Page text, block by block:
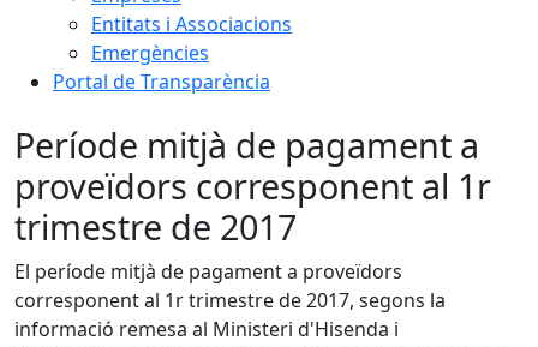
Entitats i Associacions
Emergències
Portal de Transparència
Període mitjà de pagament a
proveïdors corresponent al 1r
trimestre de 2017
El període mitjà de pagament a proveïdors
corresponent al 1r trimestre de 2017, segons la
informació remesa al Ministeri d'Hisenda i